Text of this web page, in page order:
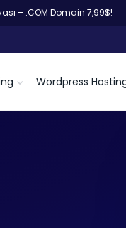
– .COM Domain 7,99$!
Wordpress